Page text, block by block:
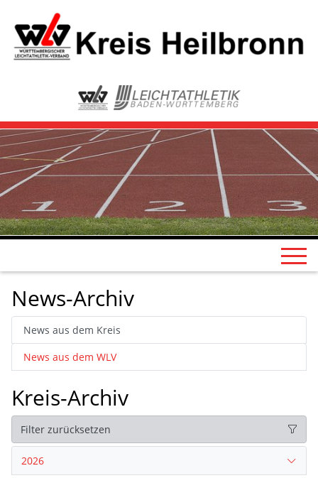
News-Archiv
News aus dem Kreis
News aus dem WLV
Kreis-Archiv
Filter zurücksetzen
2026